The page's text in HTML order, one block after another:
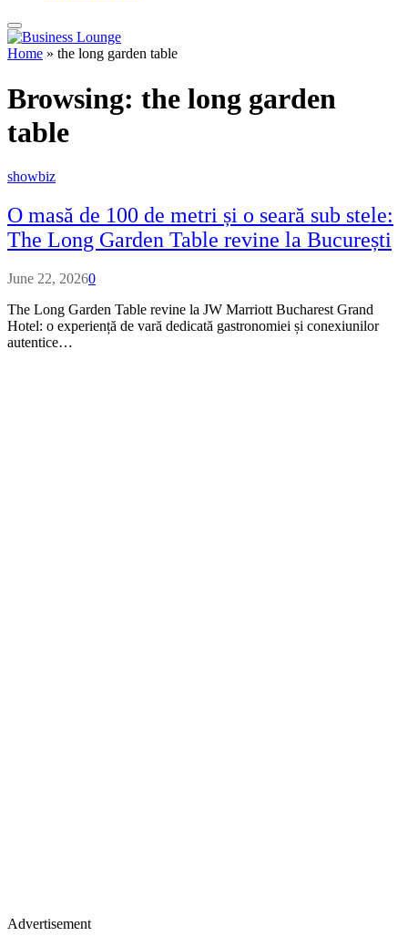
Home » the long garden table
Browsing: the long garden
table
showbiz
O masă de 100 de metri și o seară sub stele:
The Long Garden Table revine la București
June 22, 20260
The Long Garden Table revine la JW Marriott Bucharest Grand
Hotel: o experiență de vară dedicată gastronomiei și conexiunilor
autentice…
Advertisement